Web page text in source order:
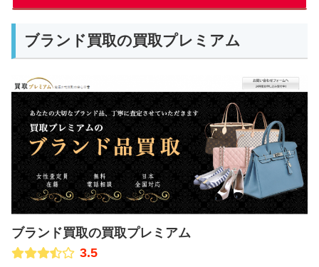
ブランド買取の買取プレミアム
ブランド買取の買取プレミアム
3.5